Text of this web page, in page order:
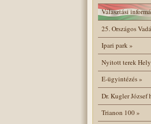
Választási
25. Országos
Ipari park»
Nyitott terek
E-ügyintézés»
Dr. Kugler József
Trianon 100»